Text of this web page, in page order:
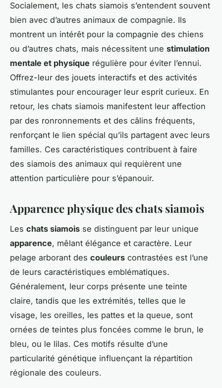
Socialement, les chats siamois s’entendent souvent
bien avec d’autres animaux de compagnie. Ils
montrent un intérêt pour la compagnie des chiens
ou d’autres chats, mais nécessitent une stimulation
mentale et physique régulière pour éviter l’ennui.
Offrez-leur des jouets interactifs et des activités
stimulantes pour encourager leur esprit curieux. En
retour, les chats siamois manifestent leur affection
par des ronronnements et des câlins fréquents,
renforçant le lien spécial qu’ils partagent avec leurs
familles. Ces caractéristiques contribuent à faire
des siamois des animaux qui requièrent une
attention particulière pour s’épanouir.
Apparence physique des chats siamois
Les chats siamois se distinguent par leur unique
apparence, mêlant élégance et caractère. Leur
pelage arborant des couleurs contrastées est l’une
de leurs caractéristiques emblématiques.
Généralement, leur corps présente une teinte
claire, tandis que les extrémités, telles que le
visage, les oreilles, les pattes et la queue, sont
ornées de teintes plus foncées comme le brun, le
bleu, ou le lilas. Ces motifs résulte d’une
particularité génétique influençant la répartition
régionale des couleurs.